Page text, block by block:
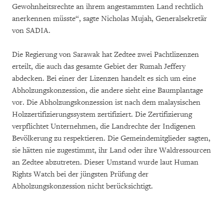
Gewohnheitsrechte an ihrem angestammten Land rechtlich
anerkennen müsste“, sagte Nicholas Mujah, Generalsekretär
von SADIA.
Die Regierung von Sarawak hat Zedtee zwei Pachtlizenzen
erteilt, die auch das gesamte Gebiet der Rumah Jeffery
abdecken. Bei einer der Lizenzen handelt es sich um eine
Abholzungskonzession, die andere sieht eine Baumplantage
vor. Die Abholzungskonzession ist nach dem malaysischen
Holzzertifizierungssystem zertifiziert. Die Zertifizierung
verpflichtet Unternehmen, die Landrechte der Indigenen
Bevölkerung zu respektieren. Die Gemeindemitglieder sagten,
sie hätten nie zugestimmt, ihr Land oder ihre Waldressourcen
an Zedtee abzutreten. Dieser Umstand wurde laut Human
Rights Watch bei der jüngsten Prüfung der
Abholzungskonzession nicht berücksichtigt.